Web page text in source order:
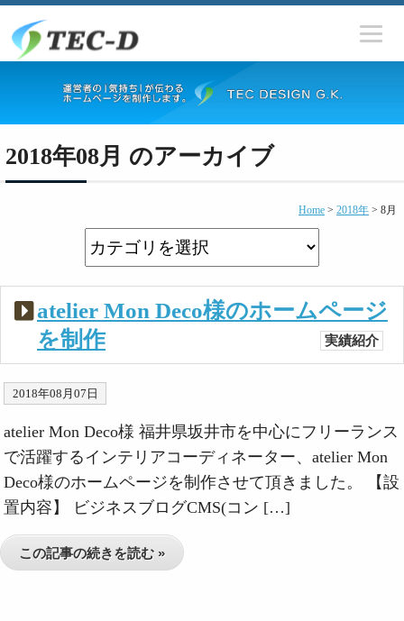
2018年08月 のアーカイブ
Home > 2018年 > 8月
atelier Mon Deco様のホームページ
を制作
実績紹介
2018年08月07日
atelier Mon Deco様 福井県坂井市を中心にフリーランス
で活躍するインテリアコーディネーター、atelier Mon
Deco様のホームページを制作させて頂きました。 【設
置内容】 ビジネスブログCMS(コン […]
この記事の続きを読む »